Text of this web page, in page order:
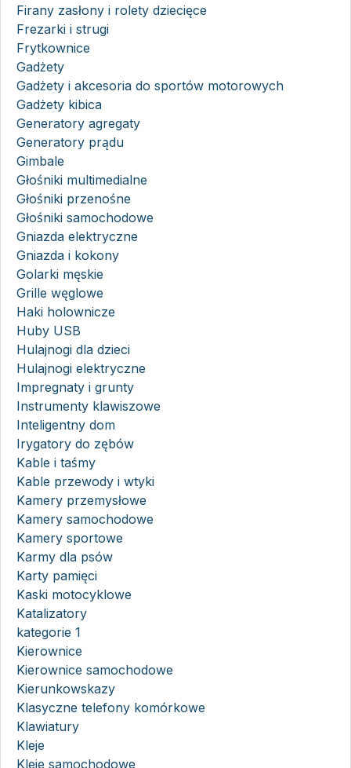
Firany zasłony i rolety dziecięce
Frezarki i strugi
Frytkownice
Gadżety
Gadżety i akcesoria do sportów motorowych
Gadżety kibica
Generatory agregaty
Generatory prądu
Gimbale
Głośniki multimedialne
Głośniki przenośne
Głośniki samochodowe
Gniazda elektryczne
Gniazda i kokony
Golarki męskie
Grille węglowe
Haki holownicze
Huby USB
Hulajnogi dla dzieci
Hulajnogi elektryczne
Impregnaty i grunty
Instrumenty klawiszowe
Inteligentny dom
Irygatory do zębów
Kable i taśmy
Kable przewody i wtyki
Kamery przemysłowe
Kamery samochodowe
Kamery sportowe
Karmy dla psów
Karty pamięci
Kaski motocyklowe
Katalizatory
kategorie 1
Kierownice
Kierownice samochodowe
Kierunkowskazy
Klasyczne telefony komórkowe
Klawiatury
Kleje
Kleje samochodowe